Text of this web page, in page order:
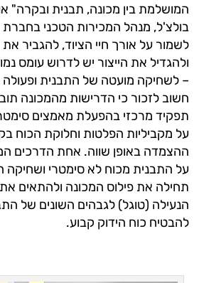
המושלמת בין מכונה, תבנית ובקרה"
לשמור על אורך חיי הציוד, להגביר את
ולהגדיל את הייצור יש לדרוש עומס
– לשחיקה מועטה של התבנית
חשוב לזכור כי הדרישות מהמכונה
תפקיד מרכזי בהפעלת מאמצים
על מקביליות הפלטות וחלוקת הכוח
ההצמדה באופן שווה. אחת הדרכים
על התבנית מכוח לא סימטרי ושחיקה
תחילה את פילוס המכונה ולהתאים
הנעילה (טוגל) לגבהים השונים של
להבטיח כוח הידוק קבוע.